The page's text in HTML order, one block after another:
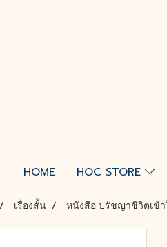
HOME HOC STORE
เรื่องสั้น หนังสือ ปรัชญาชีวิตเข้า